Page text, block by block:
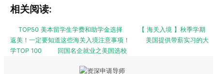
相关阅读:
TOP50 美本留学生学费和助学金选择
【 海关入境 】秋季学期
返美！一定要知道这些海关入境注意事项！
美国提供带薪实习的大
学TOP 100
回国名企就业之美国选校